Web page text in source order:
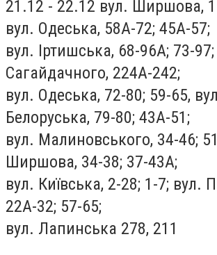
21.12 - 22.12 вул. Ширшова,
вул. Одеська, 58А-72; 45А-57;
вул. Іртишська, 68-96А; 73-
Сагайдачного, 224А-242;
вул. Одеська, 72-80; 59-65,
Белоруська, 79-80; 43А-51;
вул. Малиновського, 34-46;
Ширшова, 34-38; 37-43А;
вул. Київська, 2-28; 1-7; вул.
22А-32; 57-65;
вул. Лапинська 278, 211